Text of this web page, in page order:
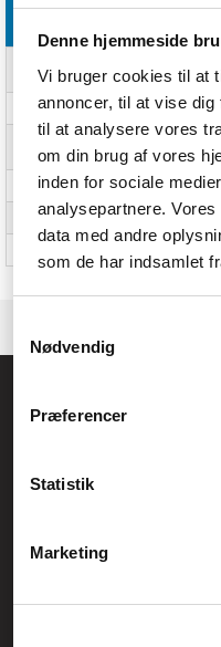
Denne hjemmeside
Vi bruger cookies til at
annoncer, til at vise
til at analysere vores
om din brug af vores
inden for sociale
analysepartnere.
data med andre
som de har indsamlet
Nødvendig
Præferencer
Statistik
Marketing
(udvendigt)
Palle dimensioner (BxDxH) 1016 x
Hovedkasser pr. pallelag
(udvendigt)
UNSPSC-kode
Oprindelsesland Kina
CVR.: 26208637
Generelle henvendelser:
Service- og